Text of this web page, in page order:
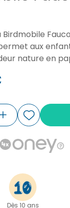
Birdmobile
aux
nature en
Dès 10 ans